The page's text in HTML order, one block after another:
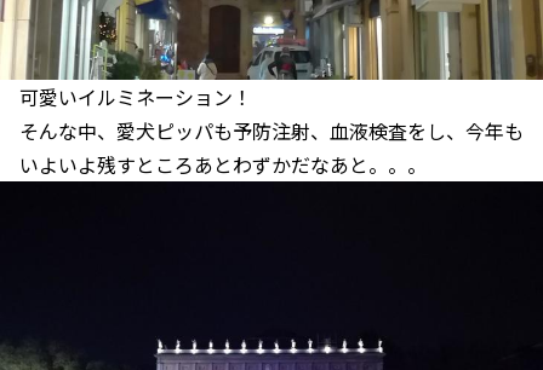
可愛いイルミネーション！
そんな中、愛犬ピッパも予防注射、血液検査をし、今年も
いよいよ残すところあとわずかだなあと。。。